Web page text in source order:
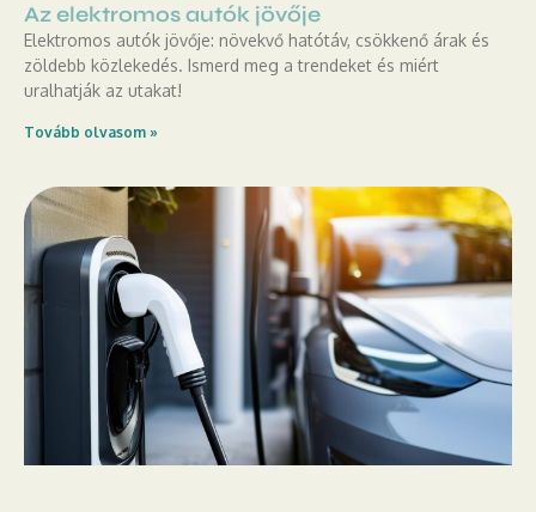
Az elektromos autók jövője
Elektromos autók jövője: növekvő hatótáv, csökkenő árak és
zöldebb közlekedés. Ismerd meg a trendeket és miért
uralhatják az utakat!
Tovább olvasom »